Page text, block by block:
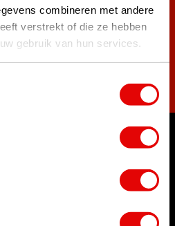
combineren met andere
verstrekt of die ze hebben
gebruik van hun services.